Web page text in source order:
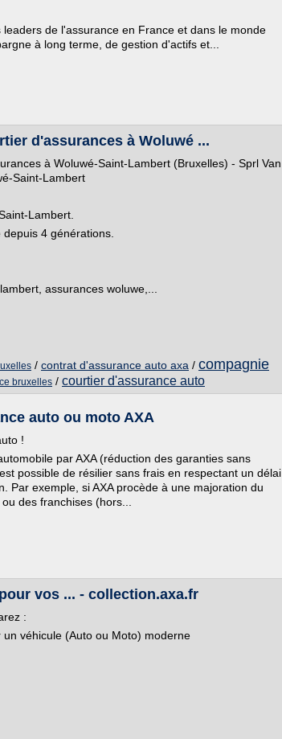
de l'assurance en France et dans le monde
à long terme, de gestion d'actifs et...
d'assurances à Woluwé ...
à Woluwé-Saint-Lambert (Bruxelles) - Sprl Van
Saint-Lambert
Lambert.
4 générations.
assurances woluwe,...
/ contrat d'assurance auto axa / compagnie
bruxelles / courtier d'assurance auto
auto ou moto AXA
!
par AXA (réduction des garanties sans
possible de résilier sans frais en respectant un délai
Par exemple, si AXA procède à une majoration du
des franchises (hors...
vos ... - collection.axa.fr
:
véhicule (Auto ou Moto) moderne